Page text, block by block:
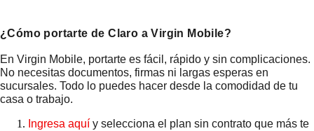
¿Cómo portarte de Claro a Virgin Mobile?
En Virgin Mobile, portarte es fácil, rápido y sin complicaciones.
No necesitas documentos, firmas ni largas esperas en
sucursales. Todo lo puedes hacer desde la comodidad de tu
casa o trabajo.
Ingresa aquí y selecciona el plan sin contrato que más te